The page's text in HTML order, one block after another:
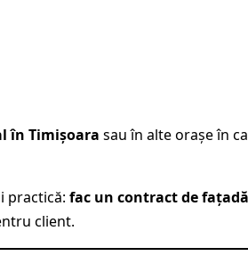
în Timișoara sau în alte orașe în
practică: fac un contract de fațadă
client.